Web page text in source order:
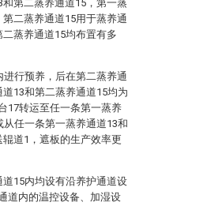
第二蒸养通道15，第一蒸
二蒸养通道15用于蒸养通
蒸养通道15均布置有多
行预养，后在第二蒸养通
13和第二蒸养通道15均为
17转运至任一条第一蒸养
任一条第一蒸养通道13和
道1，遮板的生产效率更
15内均设有沿养护通道设
道内的温控设备、加湿设